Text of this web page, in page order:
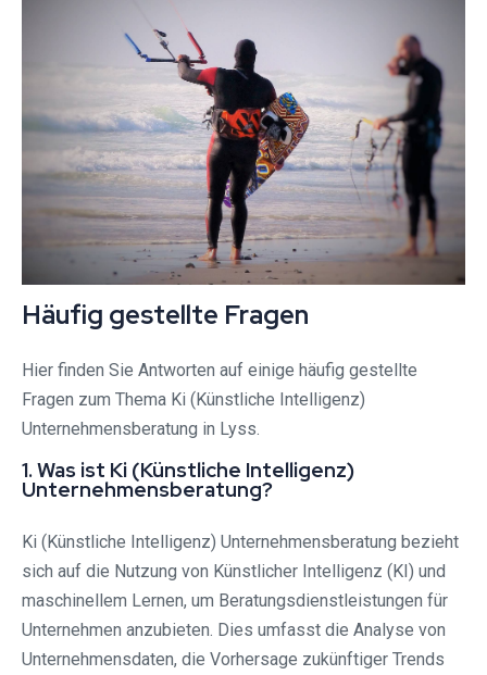
Häufig gestellte Fragen
Hier finden Sie Antworten auf einige häufig gestellte
Fragen zum Thema Ki (Künstliche Intelligenz)
Unternehmensberatung in Lyss.
1. Was ist Ki (Künstliche Intelligenz)
Unternehmensberatung?
Ki (Künstliche Intelligenz) Unternehmensberatung bezieht
sich auf die Nutzung von Künstlicher Intelligenz (KI) und
maschinellem Lernen, um Beratungsdienstleistungen für
Unternehmen anzubieten. Dies umfasst die Analyse von
Unternehmensdaten, die Vorhersage zukünftiger Trends